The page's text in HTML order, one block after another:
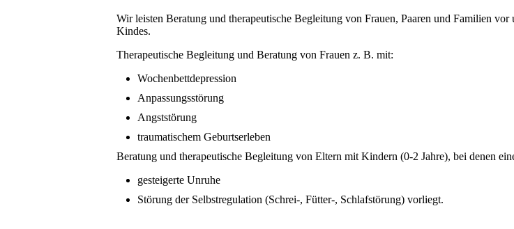
Wir leisten Beratung und therapeutische Begleitung von Frauen, Paaren und Familien vor
Kindes.
Therapeutische Begleitung und Beratung von Frauen z. B. mit:
Wochenbettdepression
Anpassungsstörung
Angststörung
traumatischem Geburtserleben
Beratung und therapeutische Begleitung von Eltern mit Kindern (0-2 Jahre), bei denen
gesteigerte Unruhe
Störung der Selbstregulation (Schrei-, Fütter-, Schlafstörung) vorliegt.